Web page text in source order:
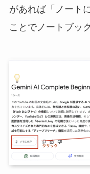
があれば「ノート
ことでノートブッ